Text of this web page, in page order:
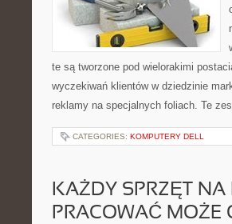
te są tworzone pod wielorakimi
wyczekiwań klientów w dziedzinie
reklamy na specjalnych foliach. Te
CATEGORIES: KOMPUTERY DELL
KAŻDY SPRZĘT
PRACOWAĆ